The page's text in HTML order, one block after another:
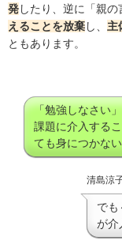
発したり、逆に「親
えることを放棄し、 主
ともあります。
「勉強しなさい
課題に介入する
ても身につかな
清島涼
でも
が介